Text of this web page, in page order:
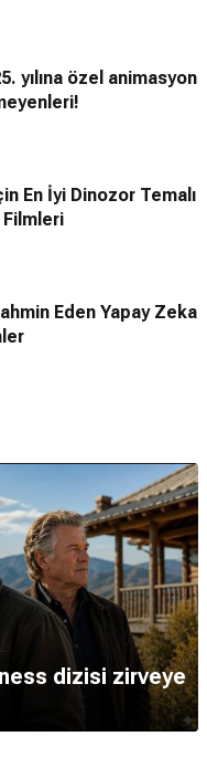
yılına özel animasyon
En İyi Dinozor Temalı
Eden Yapay Zeka
dizisi zirveye